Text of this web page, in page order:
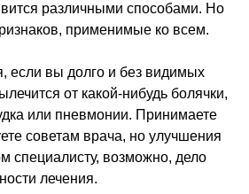
различными способами. Но
применимые ко всем.
если вы долго и без видимых
от какой-нибудь болячки,
или пневмонии. Принимаете
советам врача, но улучшения
специалисту, возможно, дело
лечения.